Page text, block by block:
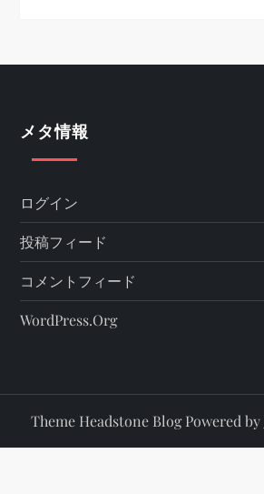
メタ情報
ログイン
投稿フィード
コメントフィード
WordPress.org
Theme Headstone Blog Powered by